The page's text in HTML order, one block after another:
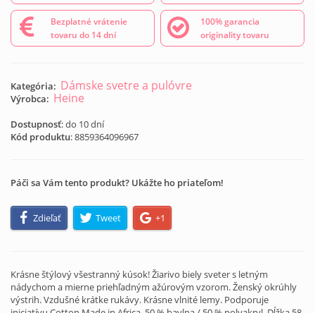
Bezplatné vrátenie
tovaru do 14 dní
100% garancia
originality tovaru
Kategória: Dámske svetre a pulóvre
Výrobca: Heine
Dostupnosť: do 10 dní
Kód produktu:8859364096967
Páči sa Vám tento produkt? Ukážte ho priateľom!
Zdieľať Tweet +1
Krásne štýlový všestranný kúsok! Žiarivo biely sveter s letným
nádychom a mierne priehľadným ažúrovým vzorom. Ženský okrúhly
výstrih. Vzdušné krátke rukávy. Krásne vlnité lemy. Podporuje